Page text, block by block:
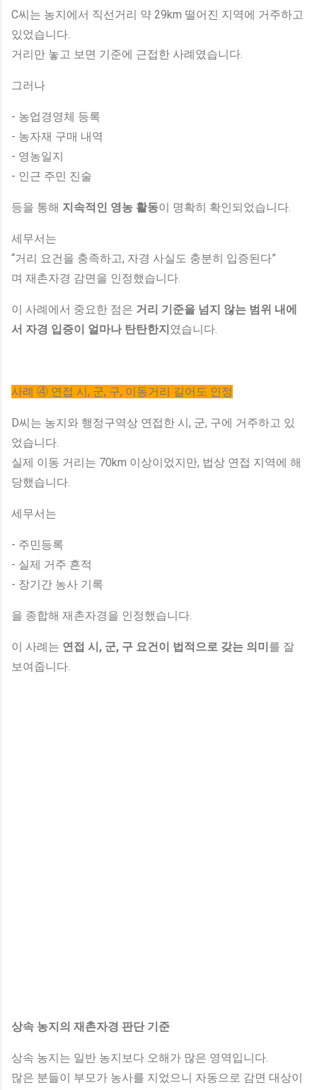
C씨는 농지에서 직선거리 약 29km 떨어진 지역에 거주하고
있었습니다.
거리만 놓고 보면 기준에 근접한 사례였습니다.
그러나
- 농업경영체 등록
- 농자재 구매 내역
- 영농일지
- 인근 주민 진술
등을 통해 지속적인 영농 활동이 명확히 확인되었습니다.
세무서는
“거리 요건을 충족하고, 자경 사실도 충분히 입증된다”
며 재촌자경 감면을 인정했습니다.
이 사례에서 중요한 점은 거리 기준을 넘지 않는 범위 내에
서 자경 입증이 얼마나 탄탄한지 였습니다.
사례 ④ 연접 시, 군, 구, 이동거리 길어도 인정
D씨는 농지와 행정구역상 연접한 시, 군, 구에 거주하고 있
었습니다.
실제 이동 거리는 70km 이상이었지만, 법상 연접 지역에 해
당했습니다.
세무서는
- 주민등록
- 실제 거주 흔적
- 장기간 농사 기록
을 종합해 재촌자경을 인정했습니다.
이 사례는 연접 시, 군, 구 요건이 법적으로 갖는 의미 를 잘
보여줍니다.
상속 농지의 재촌자경 판단 기준
상속 농지는 일반 농지보다 오해가 많은 영역입니다.
많은 분들이 부모가 농사를 지었으니 자동으로 감면 대상이